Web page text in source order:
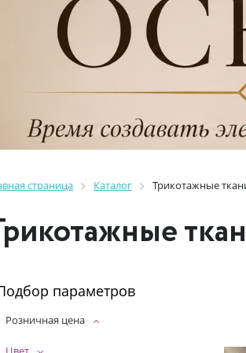
страница Каталог Трикотажные
параметров
Розничная цена